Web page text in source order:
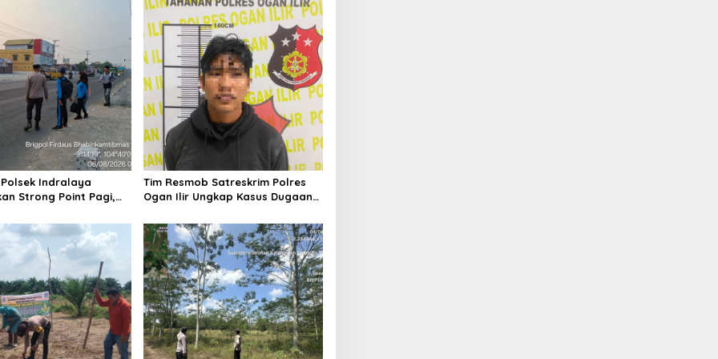
Indralaya
Strong Point Pagi,
Masuk Sekolah
Tim Resmob Satreskrim Polres
Ogan Ilir Ungkap Kasus Dugaan
Satu Terduga Pelaku Diamankan